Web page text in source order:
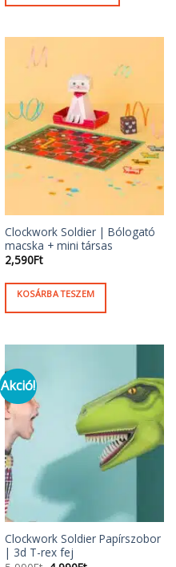
terméknek
van.
A
változatok
a
termékoldalon
választhatók
Clockwork Soldier | Bólogató
macska + mini társas
2,590Ft
KOSÁRBA TESZEM
Akció!
Clockwork Soldier Papírszobor
| 3d T-rex fej